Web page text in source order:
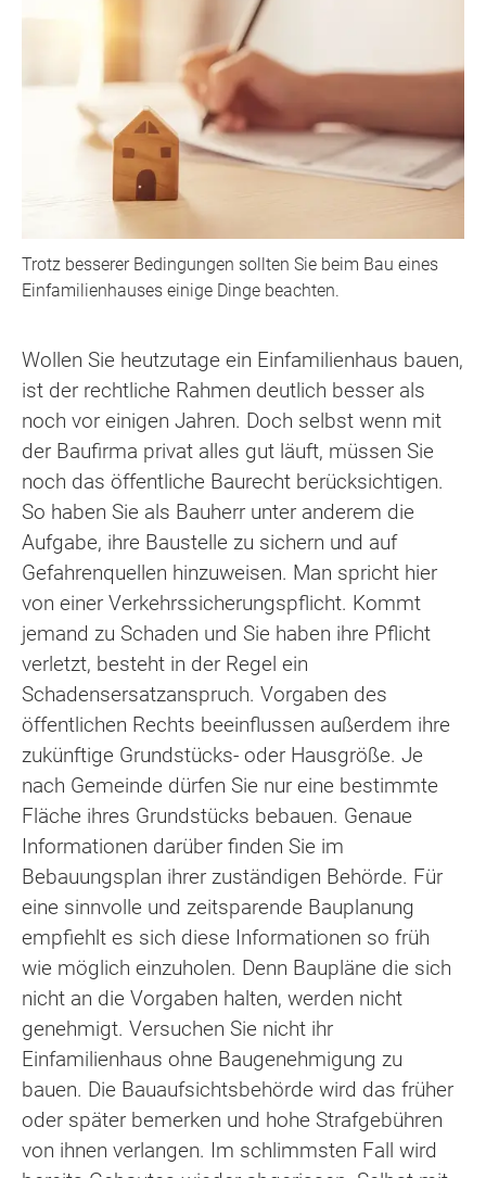
Trotz besserer Bedingungen sollten Sie beim Bau eines
Einfamilienhauses einige Dinge beachten.
Wollen Sie heutzutage ein Einfamilienhaus bauen,
ist der rechtliche Rahmen deutlich besser als
noch vor einigen Jahren. Doch selbst wenn mit
der Baufirma privat alles gut läuft, müssen Sie
noch das öffentliche Baurecht berücksichtigen.
So haben Sie als Bauherr unter anderem die
Aufgabe, ihre Baustelle zu sichern und auf
Gefahrenquellen hinzuweisen. Man spricht hier
von einer Verkehrssicherungspflicht. Kommt
jemand zu Schaden und Sie haben ihre Pflicht
verletzt, besteht in der Regel ein
Schadensersatzanspruch. Vorgaben des
öffentlichen Rechts beeinflussen außerdem ihre
zukünftige Grundstücks- oder Hausgröße. Je
nach Gemeinde dürfen Sie nur eine bestimmte
Fläche ihres Grundstücks bebauen. Genaue
Informationen darüber finden Sie im
Bebauungsplan ihrer zuständigen Behörde. Für
eine sinnvolle und zeitsparende Bauplanung
empfiehlt es sich diese Informationen so früh
wie möglich einzuholen. Denn Baupläne die sich
nicht an die Vorgaben halten, werden nicht
genehmigt. Versuchen Sie nicht ihr
Einfamilienhaus ohne Baugenehmigung zu
bauen. Die Bauaufsichtsbehörde wird das früher
oder später bemerken und hohe Strafgebühren
von ihnen verlangen. Im schlimmsten Fall wird